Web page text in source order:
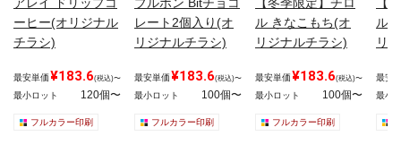
ーヒー(オリジナル
チラシ)
最安単価¥183.6(税込)〜
最小ロット 120個〜
フルカラー印刷
レート2個入り(オ
リジナルチラシ)
最安単価¥183.6(税込)〜
最小ロット 100個〜
フルカラー印刷
ル きなこもち(オ
リジナルチラシ)
最安単価¥183.6(税込)〜
最小ロット 100個〜
フルカラー印刷
ル
リ
最安
最小